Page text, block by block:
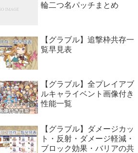
輪二つ名パッチまとめ
【グラブル】追撃枠共存一
覧早見表
【グラブル】全プレイアブ
ルキャライベント画像付き
性能一覧
【グラブル】ダメージカッ
ト・反射・ダメージ軽減・
ブロック効果・バリアの共